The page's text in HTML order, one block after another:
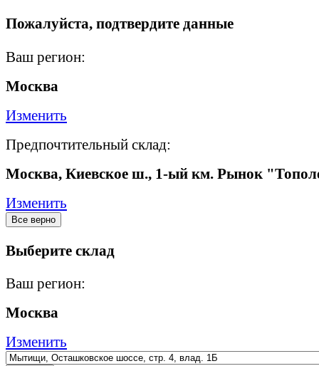
Пожалуйста, подтвердите данные
Ваш регион:
Москва
Изменить
Предпочтительный склад:
Москва, Киевское ш., 1-ый км. Рынок
Изменить
Все верно
Выберите склад
Ваш регион:
Москва
Изменить